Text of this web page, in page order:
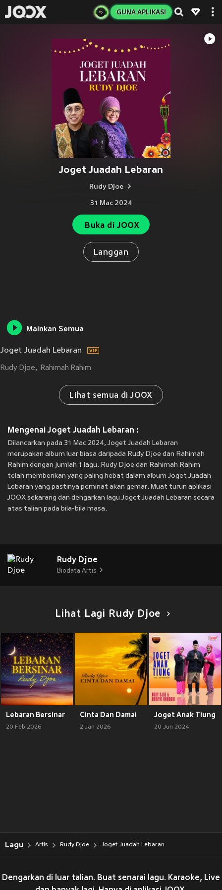
GUNA APLIKASI
Joget Juadah Lebaran
Rudy Djoe
31 Mac 2024
Buka di JOOX
Langgan
Mainkan Semua
Joget Juadah Lebaran
Rudy Djoe Rahimah Rahim
Lihat semua di JOOX
Mengenai Joget Juadah Lebaran :
Dilancarkan pada 31 Mac 2024, Joget Juadah Lebaran
merupakan album luar biasa daripada Rudy Djoe dan Rahimah
Rahim dengan jumlah 1 lagu. Rudy Djoe dan Rahimah Rahim
telah memberikan yang paling hebat dalam album Joget Juadah
Lebaran yang pastinya peminat akan gemar. Muat turun aplikasi
JOOX sekarang dan dengarkan lagu Joget Juadah Lebaran secara
atas talian pada bila-bila masa.
Rudy Djoe
Biodata Artis
Lihat Lagi Rudy Djoe
Lebaran Bersinar
20 Feb 2026
Cinta Dan Damai
2 Jan 2026
Joget Anak Tiung
20 Jun 2024
Lagu Artis Rudy Djoe Joget Juadah Lebaran
Dengarkan di luar talian. Buat senarai lagu. Karaoke, Live